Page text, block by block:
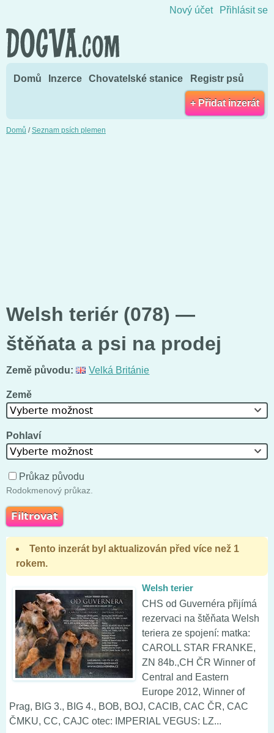
Nový účet Přihlásit se
Domů Inzerce Chovatelské stanice Registr psů
+ Přidat inzerát
Domů /Seznam psích plemen
Welsh teriér (078) —
štěňata a psi na prodej
Země původu: Velká Británie
Země
Vyberte možnost
Pohlaví
Vyberte možnost
Průkaz původu
Rodokmenový průkaz.
Tento inzerát byl aktualizován před více než 1
rokem.
Welsh terier
CHS od Guvernéra přijímá
rezervaci na štěňata Welsh
teriera ze spojení: matka:
CAROLL STAR FRANKE,
ZN 84b.,CH ČR Winner of
Central and Eastern
Europe 2012, Winner of
Prag, BIG 3., BIG 4., BOB, BOJ, CACIB, CAC ČR, CAC
ČMKU, CC, CAJC otec: IMPERIAL VEGUS: LZ...